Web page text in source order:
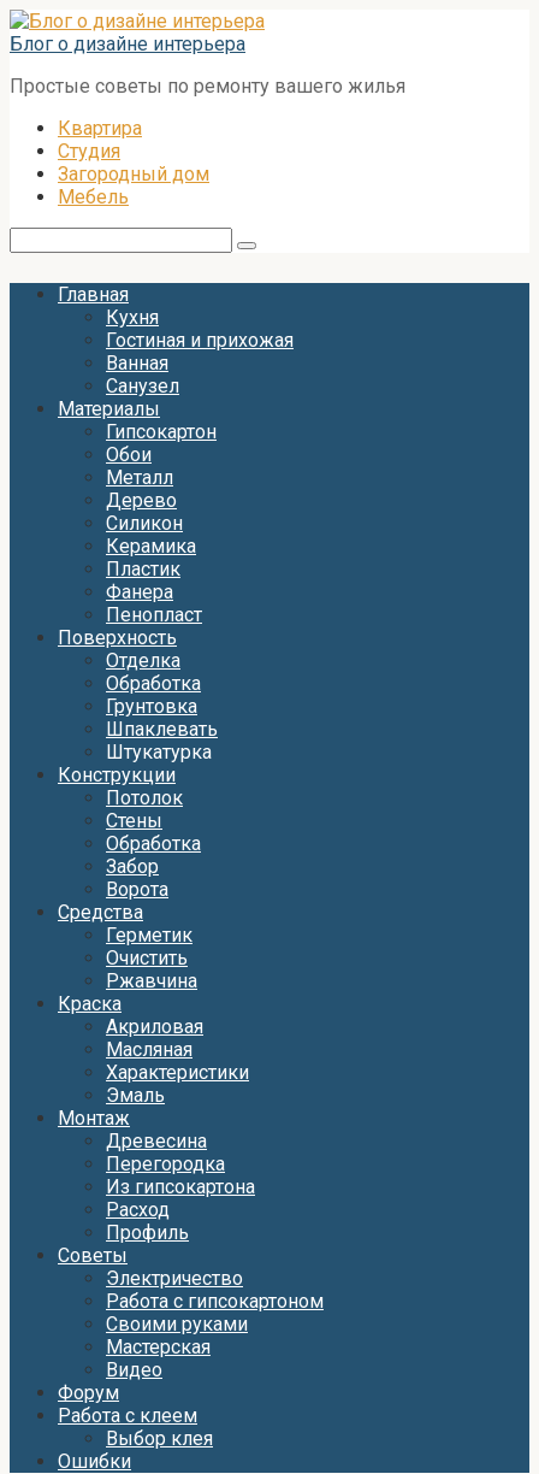
Перейти
к
Блог о дизайне интерьера
Простые советы по ремонту вашего жилья
Квартира
Студия
Загородный дом
Мебель
Главная
Кухня
Гостиная и прихожая
Ванная
Санузел
Материалы
Гипсокартон
Обои
Металл
Дерево
Силикон
Керамика
Пластик
Фанера
Пенопласт
Поверхность
Отделка
Обработка
Грунтовка
Шпаклевать
Штукатурка
Конструкции
Потолок
Стены
Обработка
Забор
Ворота
Средства
Герметик
Очистить
Ржавчина
Краска
Акриловая
Масляная
Характеристики
Эмаль
Монтаж
Древесина
Перегородка
Из гипсокартона
Расход
Профиль
Советы
Электричество
Работа с гипсокартоном
Своими руками
Мастерская
Видео
Форум
Работа с клеем
Выбор клея
Ошибки